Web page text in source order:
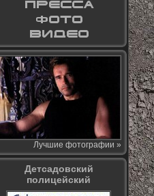
Лучшие фотографии »
Детсадовский
полицейский